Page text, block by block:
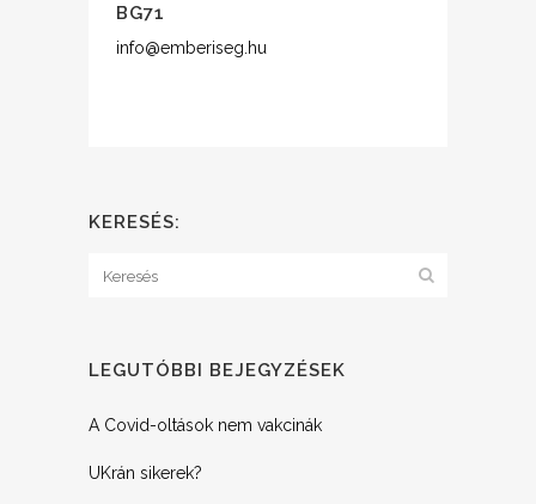
BG71
info@emberiseg.hu
KERESÉS:
LEGUTÓBBI BEJEGYZÉSEK
A Covid-oltások nem vakcinák
UKrán sikerek?